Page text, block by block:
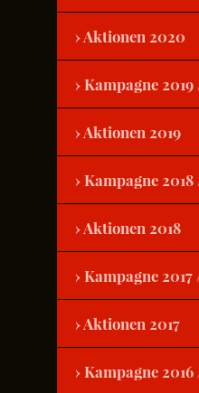
Aktionen 2020
Kampagne
Aktionen 2019
Kampagne 2018
Aktionen 2018
Kampagne 2017
Aktionen 2017
Kampagne 2016